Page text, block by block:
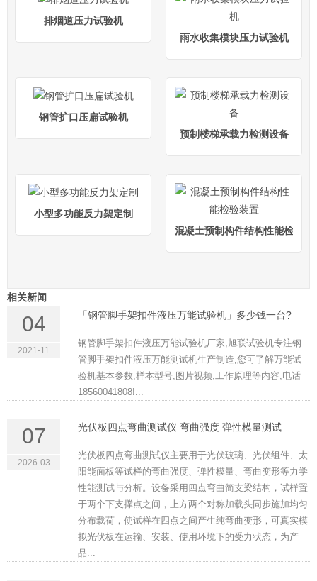
排烟道压力试验机
雨水收集模块压力试验机
钢管扩口压扁试验机
预制楼梯承载力检测设备
小型多功能反力架定制
混凝土预制构件结构性能检验装
相关新闻
04
2021-11
「钢管脚手架扣件液压万能试验机」多少钱一台?
钢管脚手架扣件液压万能试验机厂家,旭联试验机专注钢
管脚手架扣件液压万能测试机生产制造,您可了解万能试
验机基本参数,样本型号,图片视频,工作原理等内容,电话
18560041808!...
07
2026-03
光伏板四点弯曲测试仪 弯曲强度 弹性模量测试
光伏板四点弯曲测试仪主要用于光伏玻璃、光伏组件、太
阳能面板等试样的弯曲强度、弹性模量、弯曲变形等力学
性能测试与分析。设备采用四点弯曲简支梁结构，试样置
于两个下支撑点之间，上方两个对称加载头同步施加均匀
分布载荷，使试样在四点之间产生纯弯曲变形，可真实模
拟光伏板在运输、安装、使用环境下的受力状态，为产
品...